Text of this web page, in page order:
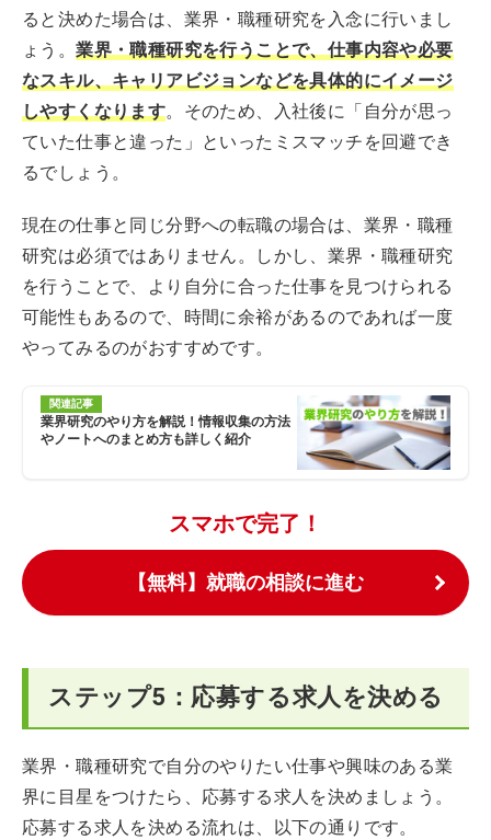
ると決めた場合は、業界・職種研究を入念に行いまし
ょう。業界・職種研究を行うことで、仕事内容や必要
なスキル、キャリアビジョンなどを具体的にイメージ
しやすくなります。そのため、入社後に「自分が思っ
ていた仕事と違った」といったミスマッチを回避でき
るでしょう。
現在の仕事と同じ分野への転職の場合は、業界・職種
研究は必須ではありません。しかし、業界・職種研究
を行うことで、より自分に合った仕事を見つけられる
可能性もあるので、時間に余裕があるのであれば一度
やってみるのがおすすめです。
関連記事
業界研究のやり方を解説！情報収集の方法
やノートへのまとめ方も詳しく紹介
スマホで完了！
【無料】就職の相談に進む
ステップ5：応募する求人を決める
業界・職種研究で自分のやりたい仕事や興味のある業
界に目星をつけたら、応募する求人を決めましょう。
応募する求人を決める流れは、以下の通りです。